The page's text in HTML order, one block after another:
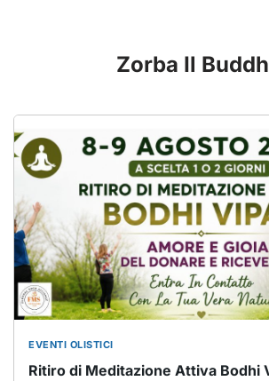
Zorba Il
EVENTI OLISTICI
Ritiro di Meditazione Attiva Bodhi